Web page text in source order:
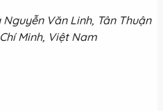
Nguyễn Văn Linh, Tân Thuận
Minh, Việt Nam